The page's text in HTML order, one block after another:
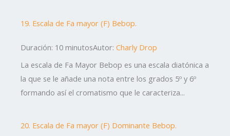
19. Escala de Fa mayor (F) Bebop.
Duración: 10 minutosAutor: Charly Drop
La escala de Fa Mayor Bebop es una escala diatónica a
la que se le añade una nota entre los grados 5º y 6º
formando así el cromatismo que le caracteriza...
20. Escala de Fa mayor (F) Dominante Bebop.